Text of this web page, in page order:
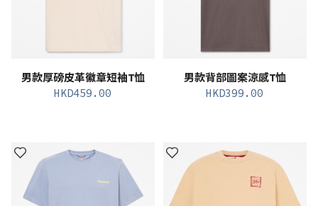
男款厚磅皮革徽章短袖T恤
HKD459.00
男款背部圖案涼感T恤
HKD399.00